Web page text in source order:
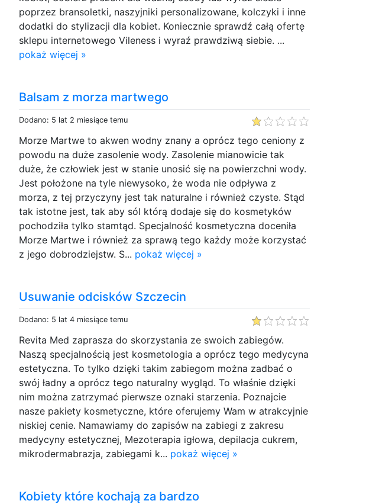
poprzez bransoletki, naszyjniki personalizowane, kolczyki i inne
dodatki do stylizacji dla kobiet. Koniecznie sprawdź całą ofertę
sklepu internetowego Vileness i wyraź prawdziwą siebie. ...
pokaż więcej »
Balsam z morza martwego
Dodano: 5 lat 2 miesiące temu
Morze Martwe to akwen wodny znany a oprócz tego ceniony z
powodu na duże zasolenie wody. Zasolenie mianowicie tak
duże, że człowiek jest w stanie unosić się na powierzchni wody.
Jest położone na tyle niewysoko, że woda nie odpływa z
morza, z tej przyczyny jest tak naturalne i również czyste. Stąd
tak istotne jest, tak aby sól którą dodaje się do kosmetyków
pochodziła tylko stamtąd. Specjalność kosmetyczna doceniła
Morze Martwe i również za sprawą tego każdy może korzystać
z jego dobrodziejstw. S... pokaż więcej »
Usuwanie odcisków Szczecin
Dodano: 5 lat 4 miesiące temu
Revita Med zaprasza do skorzystania ze swoich zabiegów.
Naszą specjalnością jest kosmetologia a oprócz tego medycyna
estetyczna. To tylko dzięki takim zabiegom można zadbać o
swój ładny a oprócz tego naturalny wygląd. To właśnie dzięki
nim można zatrzymać pierwsze oznaki starzenia. Poznajcie
nasze pakiety kosmetyczne, które oferujemy Wam w atrakcyjnie
niskiej cenie. Namawiamy do zapisów na zabiegi z zakresu
medycyny estetycznej, Mezoterapia igłowa, depilacja cukrem,
mikrodermabrazja, zabiegami k... pokaż więcej »
Kobiety które kochają za bardzo